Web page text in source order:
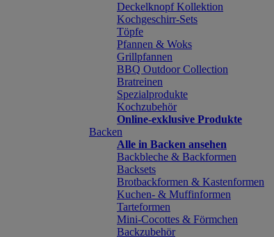
Deckelknopf Kollektion
Kochgeschirr-Sets
Töpfe
Pfannen & Woks
Grillpfannen
BBQ Outdoor Collection
Bratreinen
Spezialprodukte
Kochzubehör
Online-exklusive Produkte
Backen
Alle in Backen ansehen
Backbleche & Backformen
Backsets
Brotbackformen & Kastenformen
Kuchen- & Muffinformen
Tarteformen
Mini-Cocottes & Förmchen
Backzubehör